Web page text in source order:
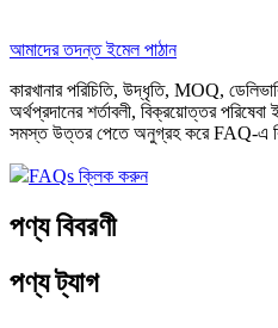
আমাদের তদন্ত ইমেল পাঠান
কারখানার পরিচিতি, উদ্ধৃতি, MOQ,
অর্থপ্রদানের শর্তাবলী, বিক্রয়োত্তর
সমস্ত উত্তর পেতে অনুগ্রহ করে FAQ-এ
FAQs ক্লিক করুন
পণ্য বিবরণী
পণ্য ট্যাগ